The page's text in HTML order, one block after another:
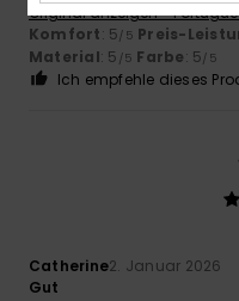
Original anzeigen -
Komfort: 5/5 Preis-
Material: 5 /5 Farbe: 5/5
Ich empfehle dieses
Catherine2. Januar 2026
Gut